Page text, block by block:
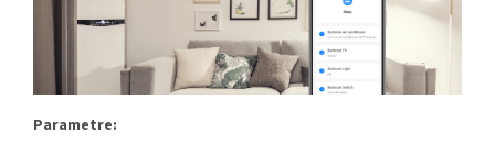
Parametre: